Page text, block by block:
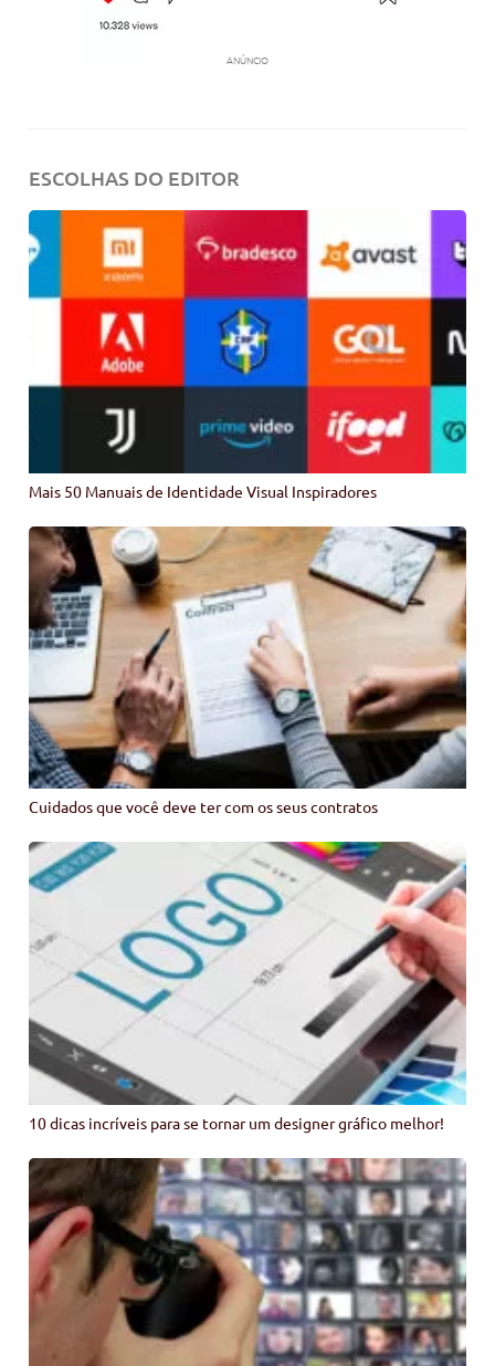
ANÚNCIO
ESCOLHAS DO EDITOR
Mais 50 Manuais de Identidade Visual Inspiradores
Cuidados que você deve ter com os seus contratos
10 dicas incríveis para se tornar um designer gráfico melhor!